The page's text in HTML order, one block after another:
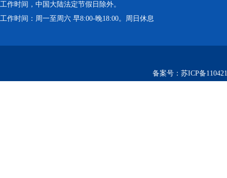
工作时间，中国大陆法定节假日除外。
工作时间：周一至周六 早8:00-晚18:00。周日休息
备案号： 苏ICP备